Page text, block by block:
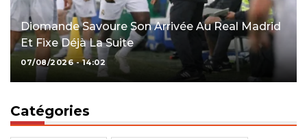
Diomande Savoure Son Arrivée Au Real Madrid
Et Fixe Déjà La Suite
07/08/2026 - 14:02
Catégories